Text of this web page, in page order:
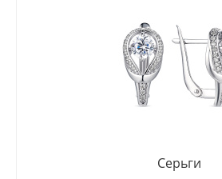
Серьги